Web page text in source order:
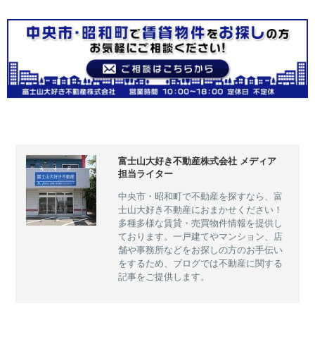
富士山大好き不動産株式会社 メディア
担当ライター
中央市・昭和町で不動産を探すなら、富
士山大好き不動産におまかせください！
多種多様な賃貸・売買物件情報を提供し
ております。一戸建てやマンション、店
舗や事務所などをお探しの方のお手伝い
をするため、ブログでは不動産に関する
記事をご提供します。